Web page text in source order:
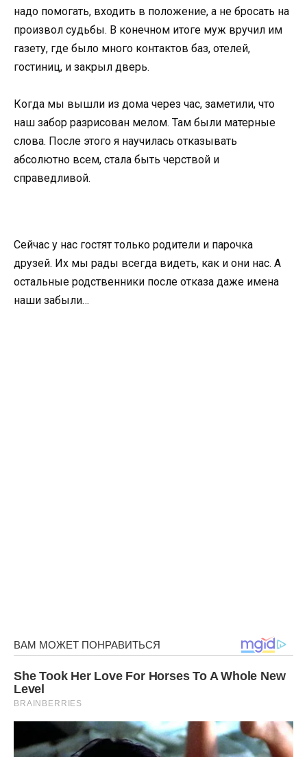
надо помогать, входить в положение, а не бросать на
произвол судьбы. В конечном итоге муж вручил им
газету, где было много контактов баз, отелей,
гостиниц, и закрыл дверь.
Когда мы вышли из дома через час, заметили, что
наш забор разрисован мелом. Там были матерные
слова. После этого я научилась отказывать
абсолютно всем, стала быть черствой и
справедливой.
Сейчас у нас гостят только родители и парочка
друзей. Их мы рады всегда видеть, как и они нас. А
остальные родственники после отказа даже имена
наши забыли…